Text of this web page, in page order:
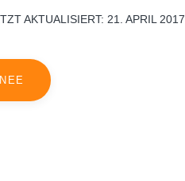
AKTUALISIERT: 21. APRIL 2017